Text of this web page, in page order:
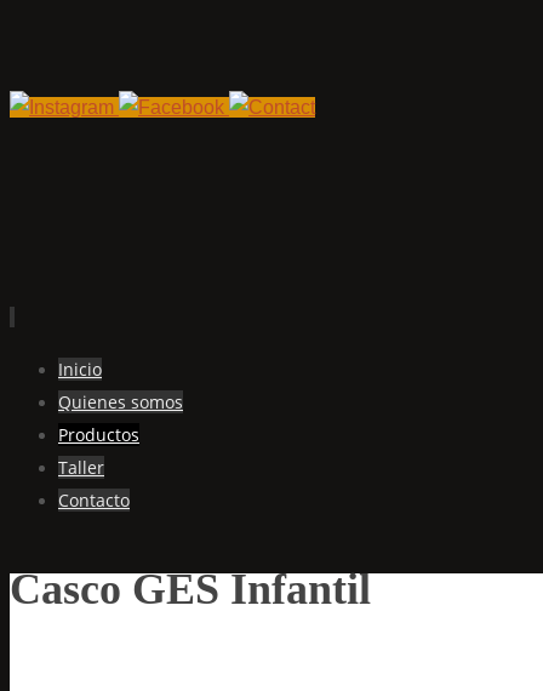
contenido
Inicio
Quienes somos
Productos
Taller
Contacto
Casco GES Infantil